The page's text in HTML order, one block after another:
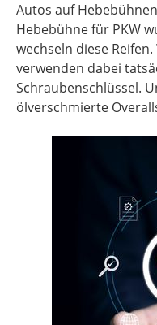
Autos auf
Hebebühne für PKW
wechseln diese
verwenden dabei
Schraubenschlüssel.
ölverschmierte